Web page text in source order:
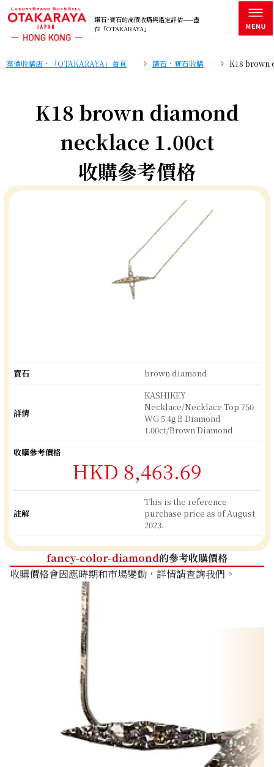
鑽石･寶石的高價收購與鑑定評估——盡
在「OTAKARAYA」
高價收購店・「OTAKARAYA」首頁 鑽石・寶石收購 K18 brown
K18 brown diamond
necklace 1.00ct
收購參考價格
寶石 brown diamond
詳情
KASHIKEY
Necklace/Necklace Top 750
WG 5.4g B Diamond
1.00ct/Brown Diamond
收購參考價格
HKD 8,463.69
註解
This is the reference
purchase price as of August
2023.
fancy-color-diamond的參考收購價格
收購價格會因應時期和市場變動，詳情請查詢我們。